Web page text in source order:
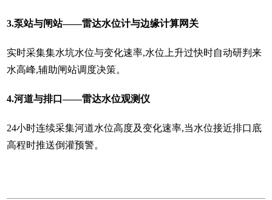
3.泵站与闸站——雷达水位计与边缘计算网关
实时采集集水坑水位与变化速率,水位上升过快时自动研判来
水高峰,辅助闸站调度决策。
4.河道与排口——雷达水位观测仪
24小时连续采集河道水位高度及变化速率,当水位接近排口底
高程时推送倒灌预警。